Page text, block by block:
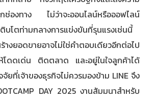
กช่องทาง ไม่ว่าจะออนไลน์หรือออฟไลน์
ติบโตท่ามกลางการแข่งขันที่รุนแรงเช่นนี้
งยอดขายอาจไม่ใช่คำตอบเดียวอีกต่อไป
โดดเด่น ติดตลาด และอยู่ในใจลูกค้าได้
ยที่เจ้าของธุรกิจไม่ควรมองข้าม LINE จึง
DAY 2025 งานสัมมนาสำหรับ